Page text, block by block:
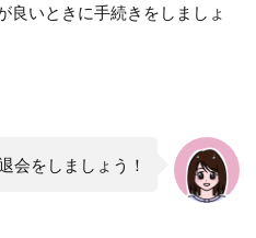
良いときに手続きをしましょ
会をしましょう！